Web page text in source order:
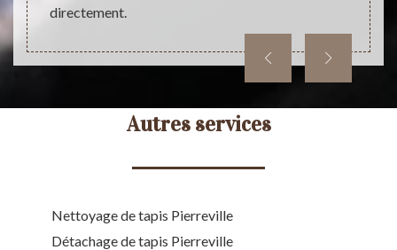
directement.
Autres services
Nettoyage de tapis Pierreville
Détachage de tapis Pierreville